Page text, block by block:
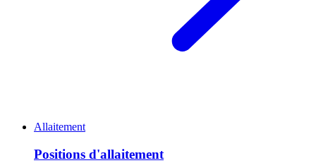
Allaitement
Positions d'allaitement